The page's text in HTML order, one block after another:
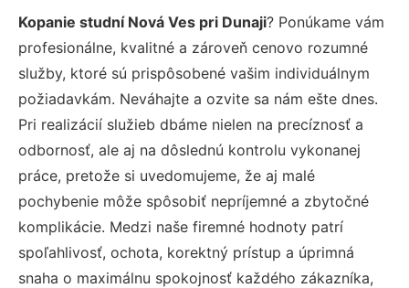
Kopanie studní Nová Ves pri Dunaji? Ponúkame vám
profesionálne, kvalitné a zároveň cenovo rozumné
služby, ktoré sú prispôsobené vašim individuálnym
požiadavkám. Neváhajte a ozvite sa nám ešte dnes.
Pri realizácií služieb dbáme nielen na precíznosť a
odbornosť, ale aj na dôslednú kontrolu vykonanej
práce, pretože si uvedomujeme, že aj malé
pochybenie môže spôsobiť nepríjemné a zbytočné
komplikácie. Medzi naše firemné hodnoty patrí
spoľahlivosť, ochota, korektný prístup a úprimná
snaha o maximálnu spokojnosť každého zákazníka,